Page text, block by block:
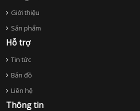
Giới thiệu
Sản phẩm
Hỗ trợ
Tin tức
Bản đồ
Liên hệ
Thông tin